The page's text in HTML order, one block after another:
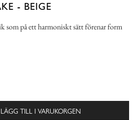
- BEIGE
som på ett harmoniskt sätt förenar form
LÄGG TILL I VARUKORGEN